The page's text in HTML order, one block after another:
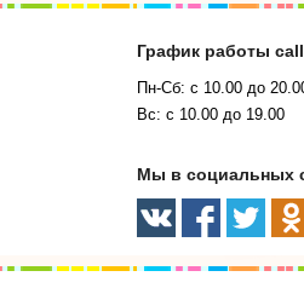
График работы
Пн-Сб: с 10.00 до
Вс: с 10.00 до 19.00
Мы в социальных